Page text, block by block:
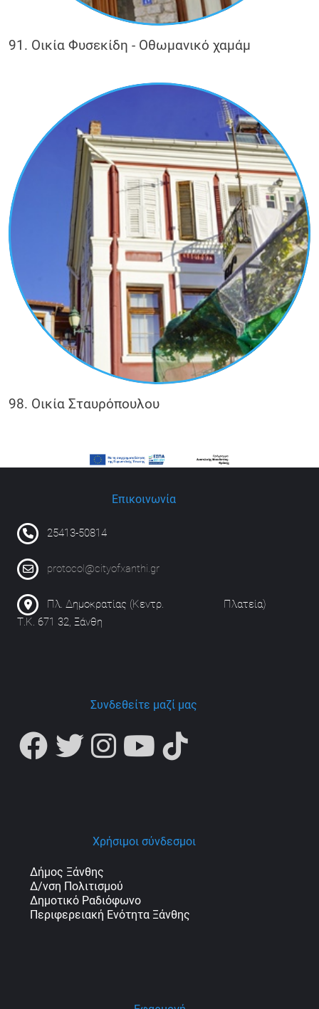
91. Οικία Φυσεκίδη - Οθωμανικό χαμάμ
98. Οικία Σταυρόπουλου
Επικοινωνία
25413-50814
protocol@cityofxanthi.gr
Πλ. Δημοκρατίας (Κεντρ. Πλατεία)
Τ.Κ. 671 32, Ξάνθη
Συνδεθείτε μαζί μας
Χρήσιμοι σύνδεσμοι
Δήμος Ξάνθης
Δ/νση Πολιτισμού
Δημοτικό Ραδιόφωνο
Περιφερειακή Ενότητα Ξάνθης